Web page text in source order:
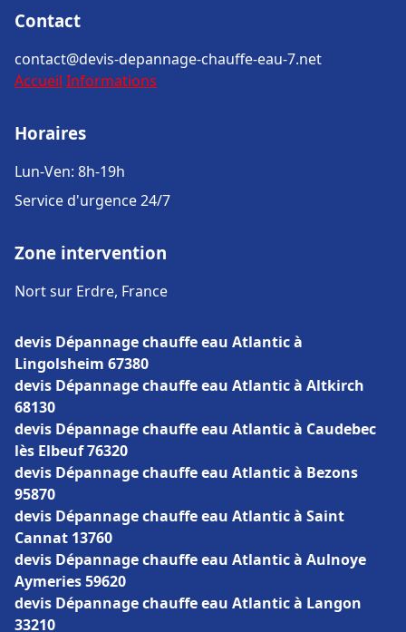
Contact
contact@devis-depannage-chauffe-eau-7.net
Accueil Informations
Horaires
Lun-Ven: 8h-19h
Service d'urgence 24/7
Zone intervention
Nort sur Erdre, France
devis Dépannage chauffe eau Atlantic à
Lingolsheim 67380
devis Dépannage chauffe eau Atlantic à Altkirch
68130
devis Dépannage chauffe eau Atlantic à Caudebec
lès Elbeuf 76320
devis Dépannage chauffe eau Atlantic à Bezons
95870
devis Dépannage chauffe eau Atlantic à Saint
Cannat 13760
devis Dépannage chauffe eau Atlantic à Aulnoye
Aymeries 59620
devis Dépannage chauffe eau Atlantic à Langon
33210